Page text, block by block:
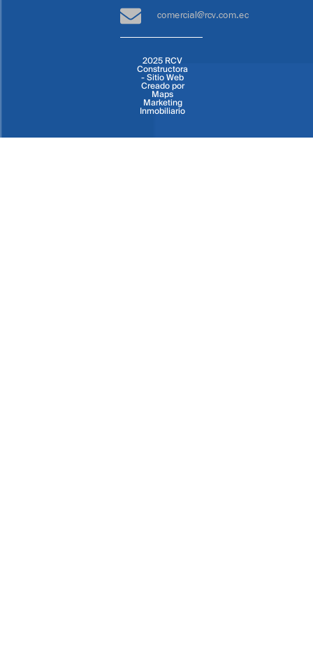
comercial@rcv.com.ec
2025 RCV
Constructora
- Sitio Web
Creado por
Maps
Marketing
Inmobiliario